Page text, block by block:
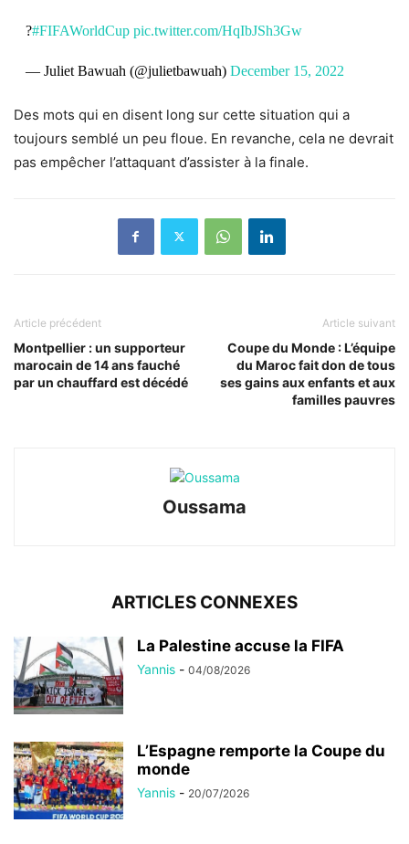
?#FIFAWorldCup pic.twitter.com/HqIbJSh3Gw
— Juliet Bawuah (@julietbawuah) December 15, 2022
Des mots qui en disent long sur cette situation qui a
toujours semblé un peu floue. En revanche, cela ne devrait
pas empêcher l’attaquant d’assister à la finale.
Article précédent
Montpellier : un supporteur
marocain de 14 ans fauché
par un chauffard est décédé
Article suivant
Coupe du Monde : L’équipe
du Maroc fait don de tous
ses gains aux enfants et aux
familles pauvres
Oussama
ARTICLES CONNEXES
La Palestine accuse la FIFA
Yannis - 04/08/2026
L’Espagne remporte la Coupe du
monde
Yannis - 20/07/2026